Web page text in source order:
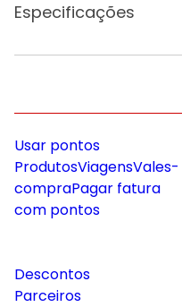
Especificações
Usar pontos
ProdutosViagensVales-
compraPagar fatura
com pontos
Descontos
Parceiros